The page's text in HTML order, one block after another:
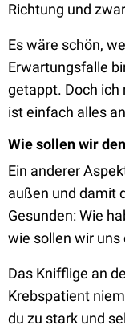
Richtung und
Es wäre schön,
Erwartungsfalle
getappt. Doch ich
ist einfach alles
Wie sollen wir
Ein anderer
außen und damit
Gesunden: Wie
wie sollen wir uns
Das Knifflige an
Krebspatient
du zu stark und